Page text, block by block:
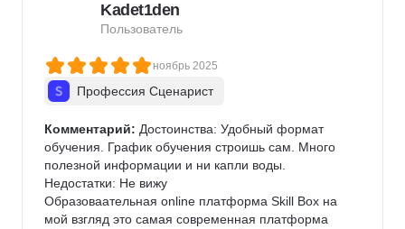
Kadet1den
Пользователь
ноябрь 2025
Профессия Сценарист
Комментарий: Достоинства: Удобный формат
обучения. График обучения строишь сам. Много
полезной информации и ни капли воды.
Недостатки: Не вижу
Образоваательная online платформа Skill Box на
мой взгляд это самая современная платформа